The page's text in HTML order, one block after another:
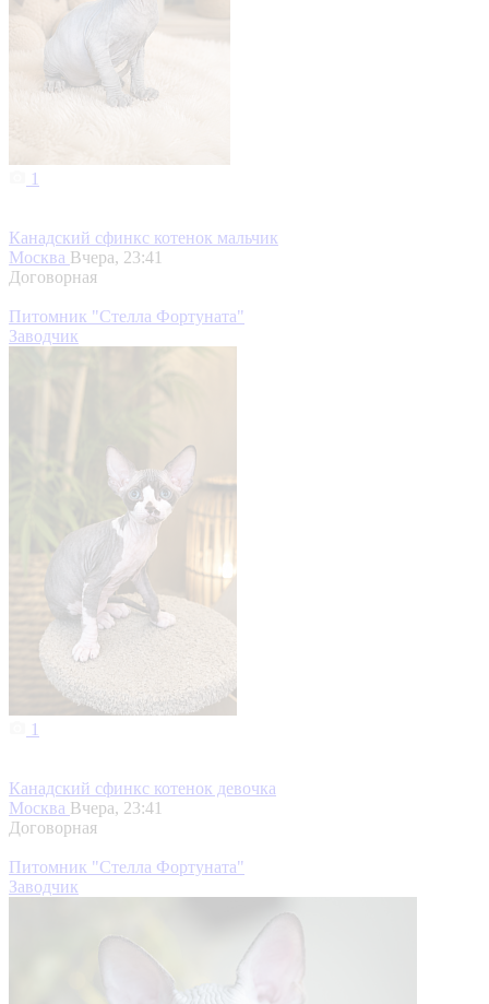
1
Канадский сфинкс котенок мальчик
Москва Вчера, 23:41
Договорная
Питомник "Стелла Фортуната"
Заводчик
1
Канадский сфинкс котенок девочка
Москва Вчера, 23:41
Договорная
Питомник "Стелла Фортуната"
Заводчик